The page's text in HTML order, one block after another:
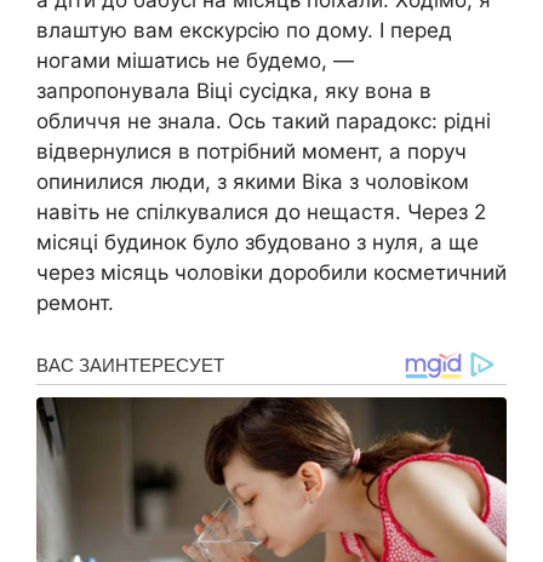
влаштую вам екскурсію по дому. І перед
ногами мішатись не будемо, —
запропонувала Віці сусідка, яку вона в
обличчя не знала. Ось такий парадокс: рідні
відвернулися в потрібний момент, а поруч
опинилися люди, з якими Віка з чоловіком
навіть не спілкувалися до нещастя. Через 2
місяці будинок було збудовано з нуля, а ще
через місяць чоловіки доробили косметичний
ремонт.